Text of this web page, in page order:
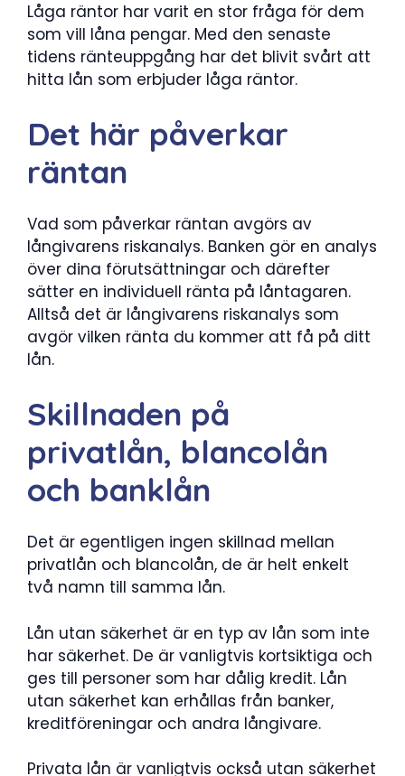
Låga räntor har varit en stor fråga för dem
som vill låna pengar. Med den senaste
tidens ränteuppgång har det blivit svårt att
hitta lån som erbjuder låga räntor.
Det här påverkar
räntan
Vad som påverkar räntan avgörs av
långivarens riskanalys. Banken gör en analys
över dina förutsättningar och därefter
sätter en individuell ränta på låntagaren.
Alltså det är långivarens riskanalys som
avgör vilken ränta du kommer att få på ditt
lån.
Skillnaden på
privatlån, blancolån
och banklån
Det är egentligen ingen skillnad mellan
privatlån och blancolån, de är helt enkelt
två namn till samma lån.
Lån utan säkerhet är en typ av lån som inte
har säkerhet. De är vanligtvis kortsiktiga och
ges till personer som har dålig kredit. Lån
utan säkerhet kan erhållas från banker,
kreditföreningar och andra långivare.
Privata lån är vanligtvis också utan säkerhet